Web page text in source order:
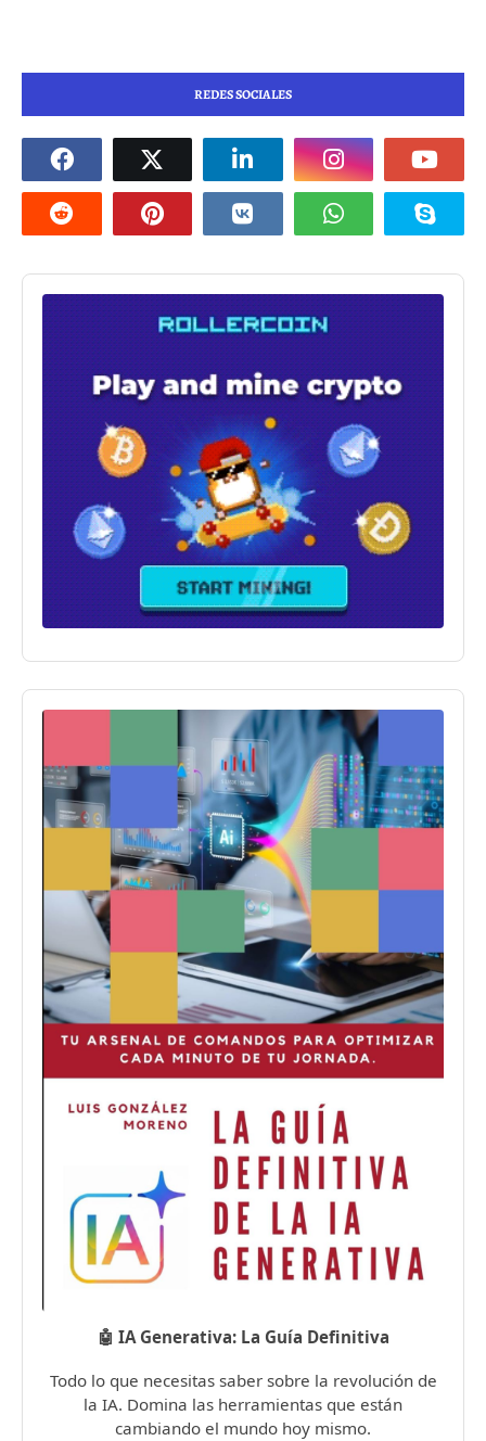
REDES SOCIALES
🤖 IA Generativa: La Guía Definitiva
Todo lo que necesitas saber sobre la revolución de
la IA. Domina las herramientas que están
cambiando el mundo hoy mismo.